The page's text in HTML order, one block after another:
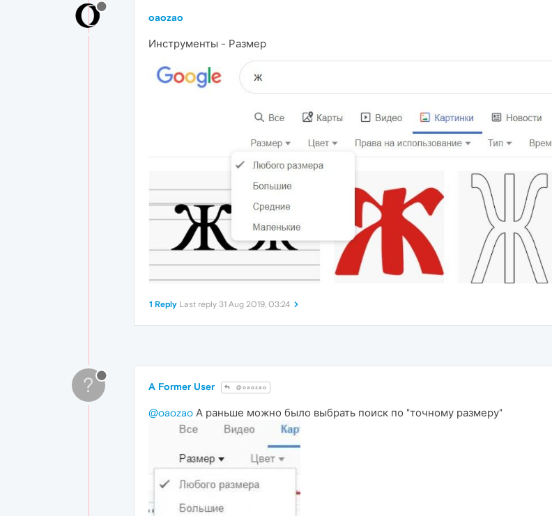
oaozao
Инструменты - Размер
1 Reply Last reply 31 Aug 2019, 03:24
? A Former User @oaozao
@oaozao А раньше можно было выбрать поиск по "точному размеру"